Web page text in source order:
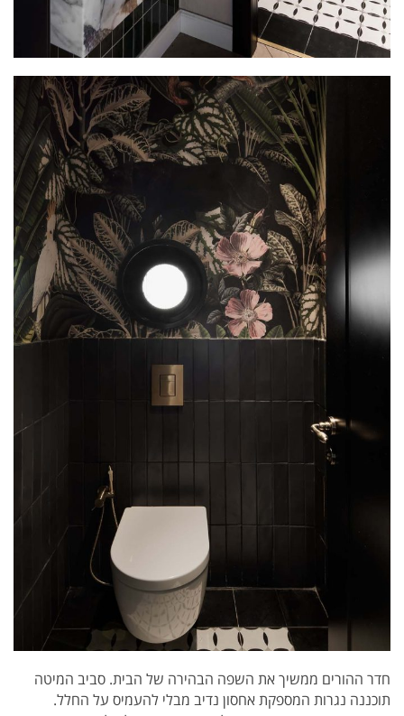
חדר ההורים ממשיך את השפה הבהירה של הבית. סביב המיטה
תוכננה נגרות המספקת אחסון נדיב מבלי להעמיס על החלל.